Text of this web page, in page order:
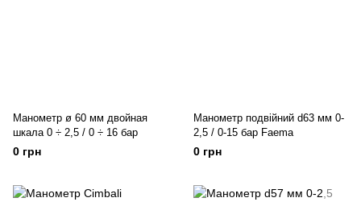
Манометр ø 60 мм двойная
шкала 0 ÷ 2,5 / 0 ÷ 16 бар
0 грн
Манометр подвійний d63 мм 0-
2,5 / 0-15 бар Faema
0 грн